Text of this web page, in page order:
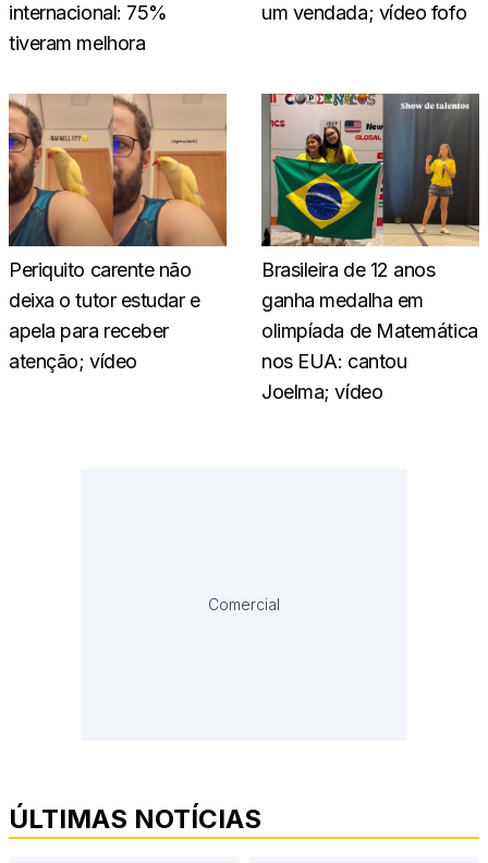
internacional: 75%
tiveram melhora
um vendada; vídeo fofo
Periquito carente não
deixa o tutor estudar e
apela para receber
atenção; vídeo
Brasileira de 12 anos
ganha medalha em
olimpíada de Matemática
nos EUA: cantou
Joelma; vídeo
Comercial
ÚLTIMAS NOTÍCIAS